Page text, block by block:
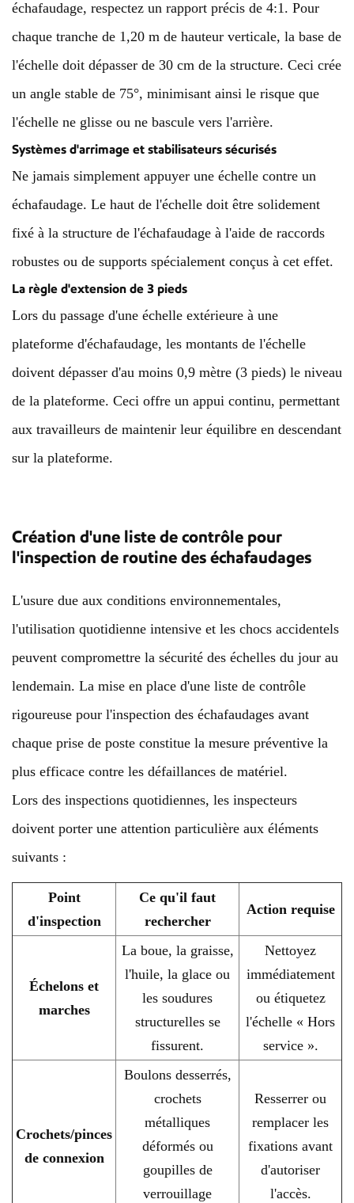
échafaudage, respectez un rapport précis de 4:1. Pour
chaque tranche de 1,20 m de hauteur verticale, la base de
l'échelle doit dépasser de 30 cm de la structure. Ceci crée
un angle stable de 75°, minimisant ainsi le risque que
l'échelle ne glisse ou ne bascule vers l'arrière.
Systèmes d'arrimage et stabilisateurs sécurisés
Ne jamais simplement appuyer une échelle contre un
échafaudage. Le haut de l'échelle doit être solidement
fixé à la structure de l'échafaudage à l'aide de raccords
robustes ou de supports spécialement conçus à cet effet.
La règle d'extension de 3 pieds
Lors du passage d'une échelle extérieure à une
plateforme d'échafaudage, les montants de l'échelle
doivent dépasser d'au moins 0,9 mètre (3 pieds) le niveau
de la plateforme. Ceci offre un appui continu, permettant
aux travailleurs de maintenir leur équilibre en descendant
sur la plateforme.
Création d'une liste de contrôle pour
l'inspection de routine des échafaudages
L'usure due aux conditions environnementales,
l'utilisation quotidienne intensive et les chocs accidentels
peuvent compromettre la sécurité des échelles du jour au
lendemain. La mise en place d'une liste de contrôle
rigoureuse pour l'inspection des échafaudages avant
chaque prise de poste constitue la mesure préventive la
plus efficace contre les défaillances de matériel.
Lors des inspections quotidiennes, les inspecteurs
doivent porter une attention particulière aux éléments
suivants :
Point
d'inspection
Ce qu'il faut
rechercher
Action requise
Échelons et
marches
La boue, la graisse,
l'huile, la glace ou
les soudures
structurelles se
fissurent.
Nettoyez
immédiatement
ou étiquetez
l'échelle « Hors
service ».
Crochets/pinces
de connexion
Boulons desserrés,
crochets
métalliques
déformés ou
goupilles de
verrouillage
Resserrer ou
remplacer les
fixations avant
d'autoriser
l'accès.